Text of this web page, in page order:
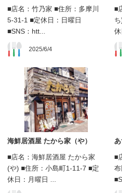
■店名：竹乃家 ■住所：多摩川
5-31-1 ■定休日：日曜日
■SNS：htt...
2025/6/4
■
休
海鮮居酒屋 たから家（や）
■店名：海鮮居酒屋 たから家
(や) ■住所：小島町1-11-7 ■定
休日：月曜日 ...
■